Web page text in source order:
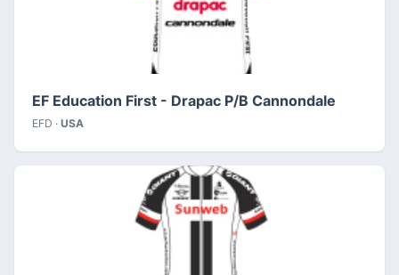
EF Education First - Drapac P/B Cannondale
EFD · USA